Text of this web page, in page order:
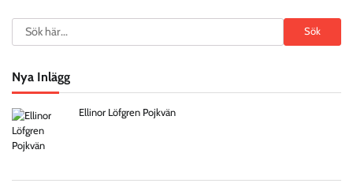
Search Sök
Nya Inlägg
Ellinor Löfgren Pojkvän